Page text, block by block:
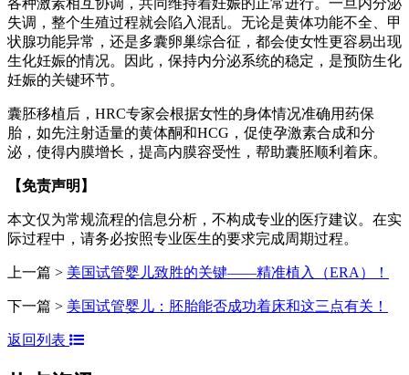
失调，整个生殖过程就会陷入混乱。无论是黄体功能不全、甲
状腺功能异常，还是多囊卵巢综合征，都会使女性更容易出现
生化妊娠的情况。因此，保持内分泌系统的稳定，是预防生化
妊娠的关键环节。
囊胚移植后，HRC专家会根据女性的身体情况准确用药保
胎，如先注射适量的黄体酮和HCG，促使孕激素合成和分
泌，使得内膜增长，提高内膜容受性，帮助囊胚顺利着床。
【免责声明】
本文仅为常规流程的信息分析，不构成专业的医疗建议。在实
际过程中，请务必按照专业医生的要求完成周期过程。
上一篇 > 美国试管婴儿致胜的关键——精准植入（ERA）！
下一篇 > 美国试管婴儿：胚胎能否成功着床和这三点有关！
返回列表